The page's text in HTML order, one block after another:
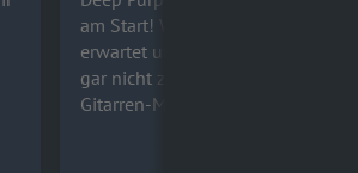
am Start! Was euch auf „Splat!“
erwartet und warum ans Aufhören
gar nicht zu denken ist, verrät
Gitarren-Meister Simon McBride.